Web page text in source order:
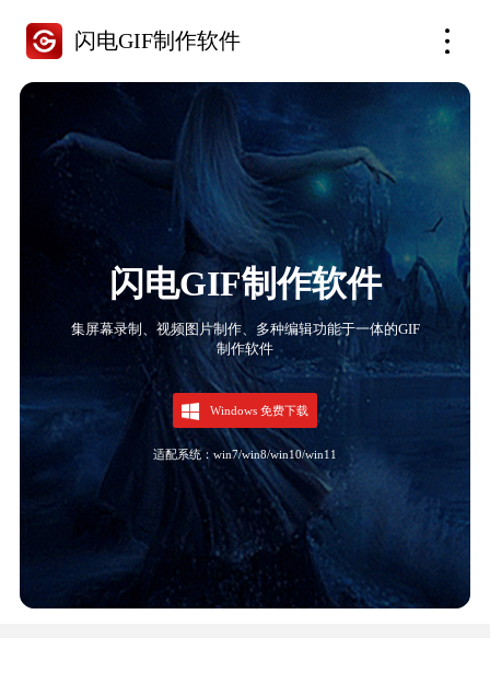
闪电GIF制作软件
闪电GIF制作软件
集屏幕录制、视频图片制作、多种编辑功能于一体的GIF
制作软件
Windows 免费下载
适配系统：win7/win8/win10/win11